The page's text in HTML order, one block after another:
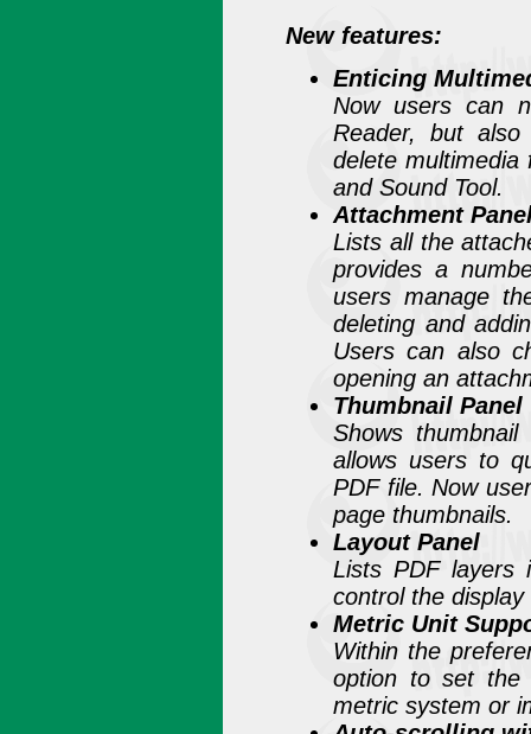
New features:
Enticing
Now users can
Reader, but
delete multimedia
and Sound Tool.
Attachment
Lists all the
provides a
users manage
deleting and
Users can also
opening an
Thumbnail Panel
Shows
allows users to
PDF file. Now
page thumbnails.
Layout Panel
Lists PDF layers
control the
Metric Unit
Within the
option to set the
metric system or